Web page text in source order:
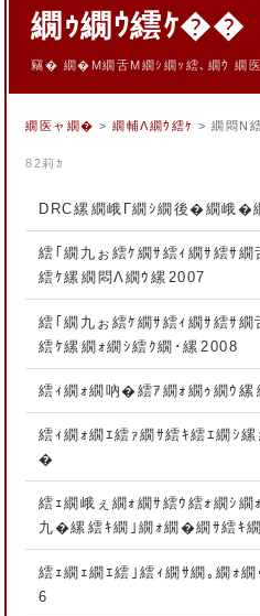
繝ｩ繝ｳ繧ｹ��
竊� 繝�Μ繝舌Μ繝ｼ繝ｯ繧､繝ｳ 繝
繝医ャ繝� > 繝輔Λ繝ｳ繧ｹ > 繝悶Ν
82莉ｶ
DRC縲繝峨Γ繝ｼ繝後�繝峨�
繧｢繝九ぉ繧ｹ繝ｻ繧ｨ繝ｻ繧ｻ
繧ｹ縲繝悶Λ繝ｳ縲2007
繧｢繝九ぉ繧ｹ繝ｻ繧ｨ繝ｻ繧ｻ
繧ｹ縲繝ｫ繝ｼ繧ｸ繝･縲2008
繧ｨ繝ｫ繝吶�繧ｱ繝ｫ繝ｩ繝ｳ縲
繧ｨ繝ｫ繝ｴ繧ｧ繝ｻ繧ｷ繧ｴ繝ｼ
�
繧ｪ繝峨ぇ繝ｫ繝ｻ繧ｳ繧ｫ繝ｼ繝
九�縲繧ｷ繝｣繝ｫ繝�繝ｻ繧ｷ
繧ｪ繝ｪ繝ｴ繧｣繧ｨ繝ｻ繝｡繝ｫ繝
6